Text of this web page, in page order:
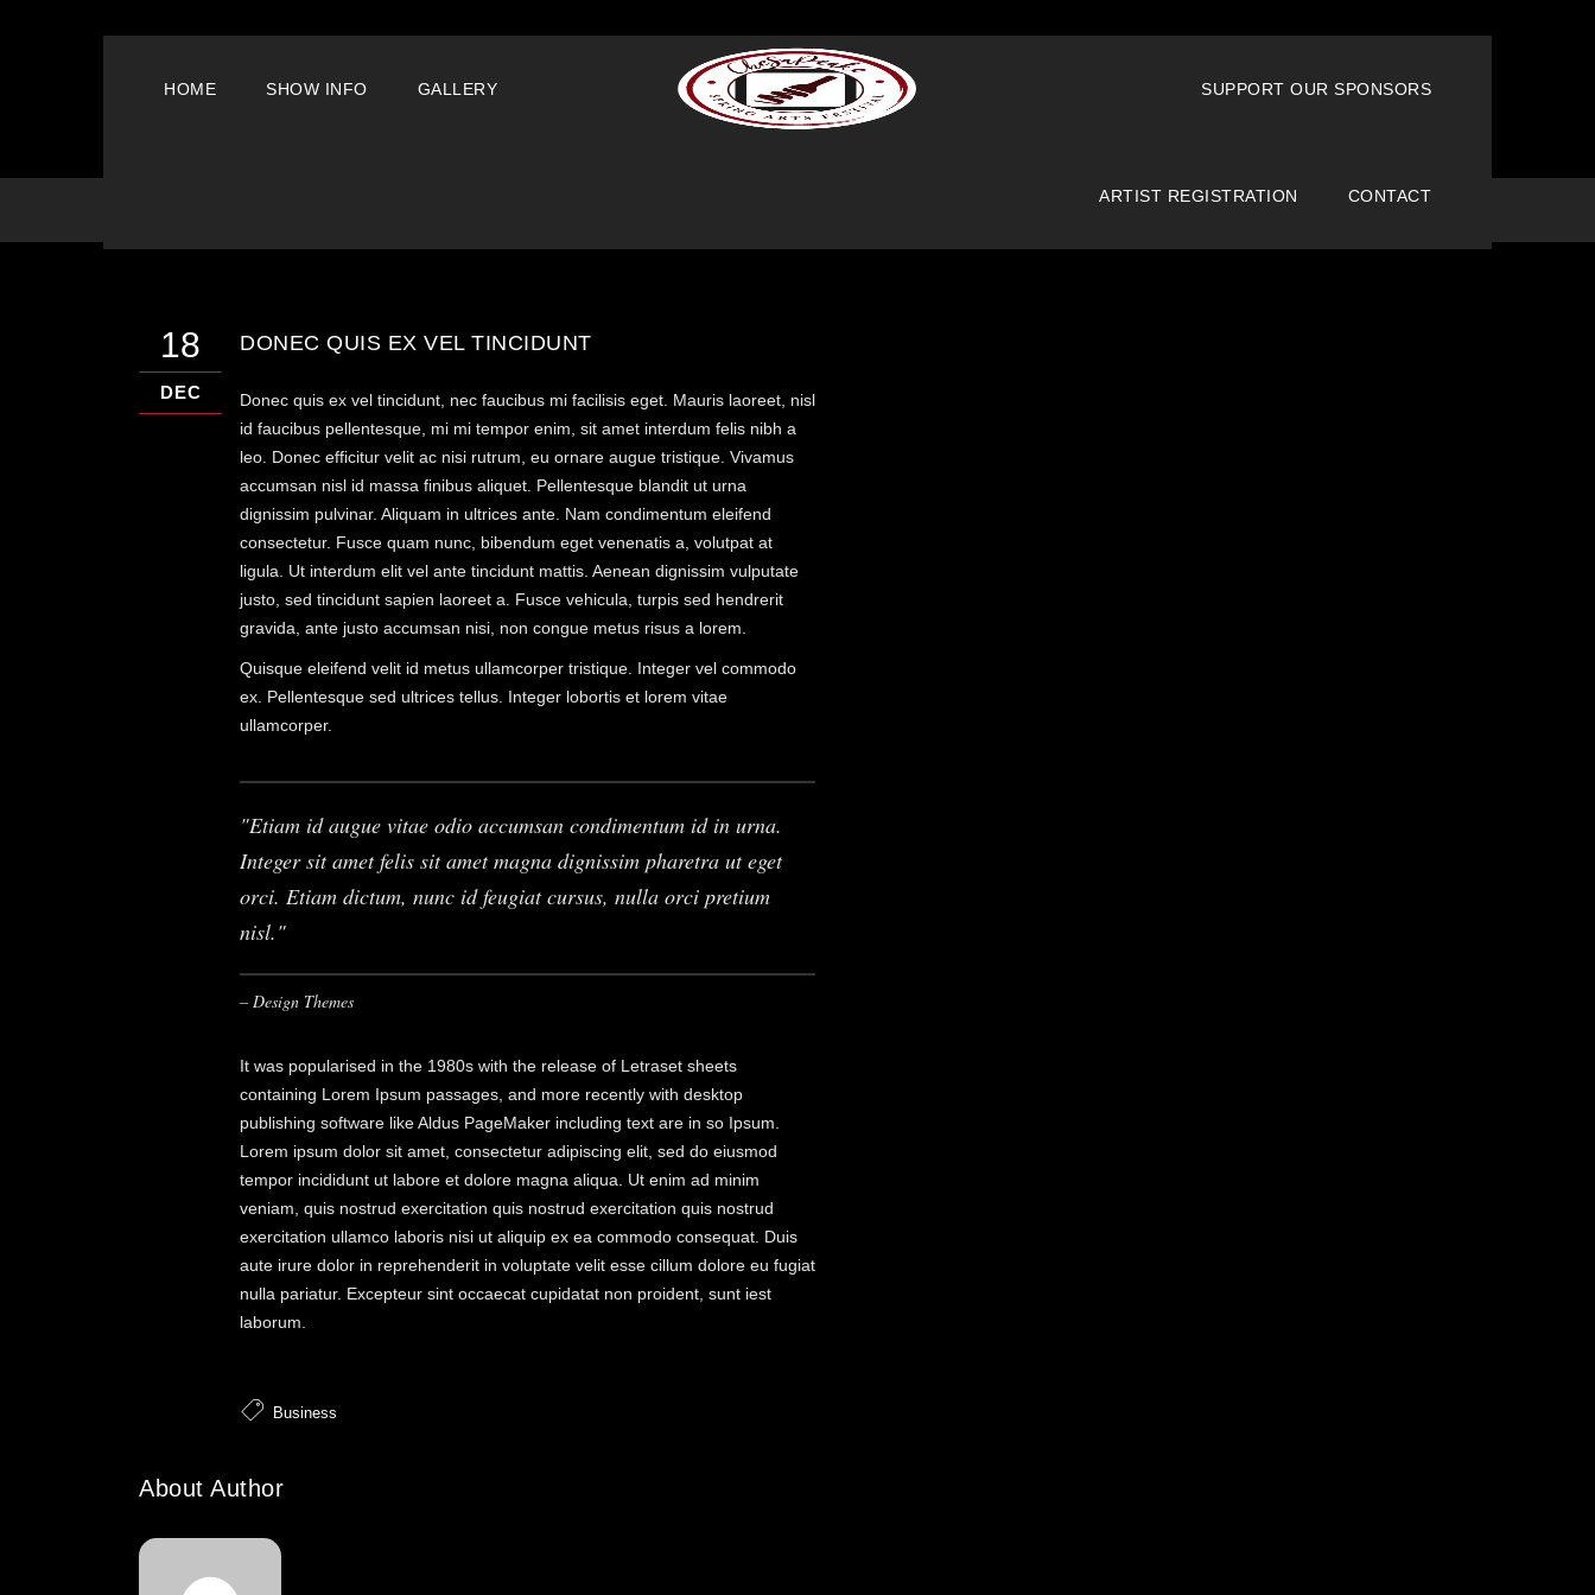
HOME SHOW INFO GALLERY SUPPORT OUR SPONSORS
ARTIST REGISTRATION CONTACT
18
DEC
DONEC QUIS EX VEL TINCIDUNT
Donec quis ex vel tincidunt, nec faucibus mi facilisis eget. Mauris laoreet, nisl
id faucibus pellentesque, mi mi tempor enim, sit amet interdum felis nibh a
leo. Donec efficitur velit ac nisi rutrum, eu ornare augue tristique. Vivamus
accumsan nisl id massa finibus aliquet. Pellentesque blandit ut urna
dignissim pulvinar. Aliquam in ultrices ante. Nam condimentum eleifend
consectetur. Fusce quam nunc, bibendum eget venenatis a, volutpat at
ligula. Ut interdum elit vel ante tincidunt mattis. Aenean dignissim vulputate
justo, sed tincidunt sapien laoreet a. Fusce vehicula, turpis sed hendrerit
gravida, ante justo accumsan nisi, non congue metus risus a lorem.
Quisque eleifend velit id metus ullamcorper tristique. Integer vel commodo
ex. Pellentesque sed ultrices tellus. Integer lobortis et lorem vitae
ullamcorper.
Etiam id augue vitae odio accumsan condimentum id in urna.
Integer sit amet felis sit amet magna dignissim pharetra ut eget
orci. Etiam dictum, nunc id feugiat cursus, nulla orci pretium
nisl.
– Design Themes
It was popularised in the 1980s with the release of Letraset sheets
containing Lorem Ipsum passages, and more recently with desktop
publishing software like Aldus PageMaker including text are in so Ipsum.
Lorem ipsum dolor sit amet, consectetur adipiscing elit, sed do eiusmod
tempor incididunt ut labore et dolore magna aliqua. Ut enim ad minim
veniam, quis nostrud exercitation quis nostrud exercitation quis nostrud
exercitation ullamco laboris nisi ut aliquip ex ea commodo consequat. Duis
aute irure dolor in reprehenderit in voluptate velit esse cillum dolore eu fugiat
nulla pariatur. Excepteur sint occaecat cupidatat non proident, sunt iest
laborum.
Business
About Author